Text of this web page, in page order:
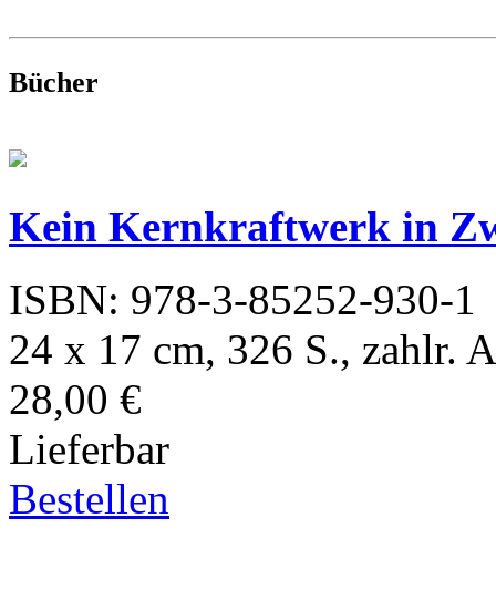
Bücher
Kein Kernkraftwerk in
ISBN: 978-3-85252-930-1
24 x 17 cm, 326 S., zahlr.
28,00 €
Lieferbar
Bestellen